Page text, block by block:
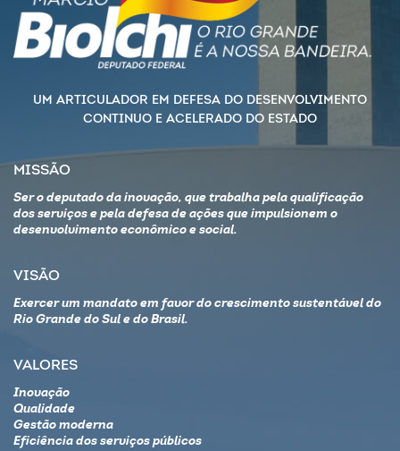
UM ARTICULADOR EM DEFESA DO DESENVOLVIMENTO
CONTINUO E ACELERADO DO ESTADO
MISSÃO
Ser o deputado da inovação, que trabalha pela qualificação
dos serviços e pela defesa de ações que impulsionem o
desenvolvimento econômico e social.
VISÃO
Exercer um mandato em favor do crescimento sustentável do
Rio Grande do Sul e do Brasil.
VALORES
Inovação
Qualidade
Gestão moderna
Eficiência dos serviços públicos